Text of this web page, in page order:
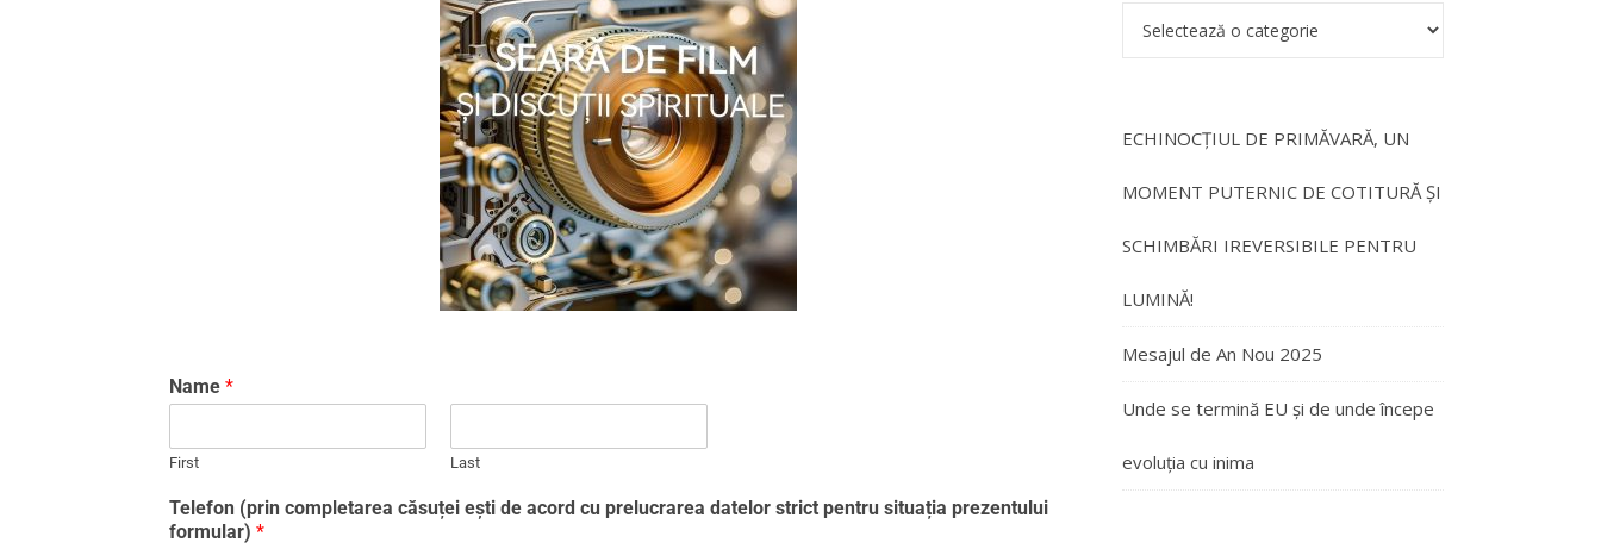
Name *
First Last
Telefon (prin completarea căsuței ești de acord cu prelucrarea datelor strict pentru situația prezentului
formular) *
ECHINOCȚIUL DE PRIMĂVARĂ, UN
MOMENT PUTERNIC DE COTITURĂ ȘI
SCHIMBĂRI IREVERSIBILE PENTRU
LUMINĂ!
Mesajul de An Nou 2025
Unde se termină EU și de unde începe
evoluția cu inima